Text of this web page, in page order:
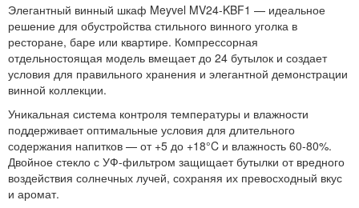
Элегантный винный шкаф Meyvel MV24-KBF1 — идеальное
решение для обустройства стильного винного уголка в
ресторане, баре или квартире. Компрессорная
отдельностоящая модель вмещает до 24 бутылок и создает
условия для правильного хранения и элегантной демонстрации
винной коллекции.
Уникальная система контроля температуры и влажности
поддерживает оптимальные условия для длительного
содержания напитков — от +5 до +18°C и влажность 60-80%.
Двойное стекло с УФ-фильтром защищает бутылки от вредного
воздействия солнечных лучей, сохраняя их превосходный вкус
и аромат.